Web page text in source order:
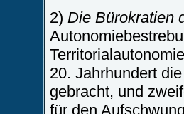
2) Die Bürokratien
20. Jahrhundert
gebracht, und
für den